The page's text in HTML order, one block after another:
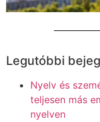
Legutóbbi
Nyelv és
teljesen más
nyelven